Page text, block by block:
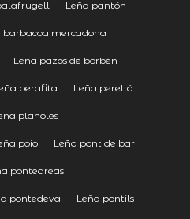
Leña pantón
barbacoa mercadona
Leña pazos de borbén
perafita Leña perelló
planoles
poio Leña pont de bar
ponteareas
pontedeva Leña pontils